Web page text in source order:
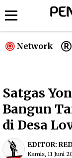
Network
Satgas
Bangun
di Desa
EDITOR:
Kamis, 11 Juni